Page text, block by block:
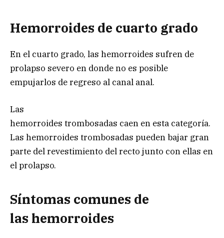
Hemorroides de cuarto grado
En el cuarto grado, las hemorroides sufren de
prolapso severo en donde no es posible
empujarlos de regreso al canal anal.
Las
hemorroides trombosadas caen en esta categoría.
Las hemorroides trombosadas pueden bajar gran
parte del revestimiento del recto junto con ellas en
el prolapso.
Síntomas comunes de
las hemorroides